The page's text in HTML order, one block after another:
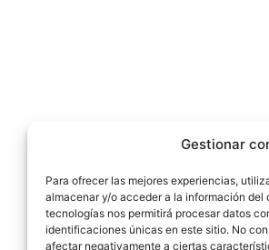
Gestionar
Para ofrecer las mejores experiencias,
almacenar y/o acceder a la información
tecnologías nos permitirá procesar datos
identificaciones únicas en este sitio. No
afectar negativamente a ciertas